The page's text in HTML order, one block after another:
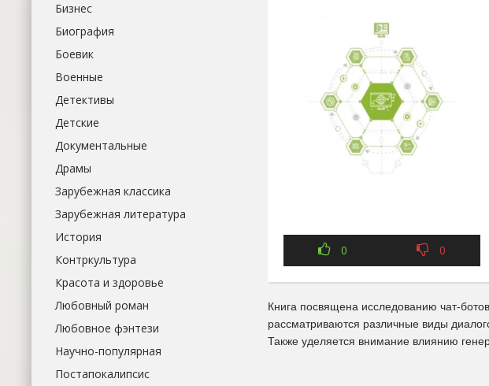
0 0
Книга посвящена исследованию чат-
рассматриваются различные виды
Также уделяется внимание влиянию
Бизнес
Биография
Боевик
Военные
Детективы
Детские
Документальные
Драмы
Зарубежная классика
Зарубежная литература
История
Контркультура
Красота и здоровье
Любовный роман
Любовное фэнтези
Научно-популярная
Постапокалипсис